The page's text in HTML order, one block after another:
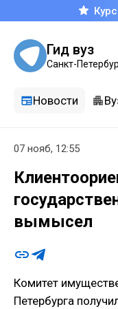
Гид вуз
Санкт-
Новости
07 нояб, 12:55
вымысел
Комитет
Петербурга